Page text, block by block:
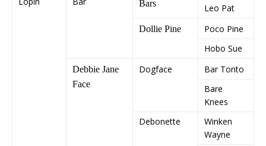
Bars
Leo Pat
Dollie Pine
Poco Pine
Hobo Sue
Debbie Jane
Face
Dogface
Bar Tonto
Bare
Knees
Debonette
Winken
Wayne